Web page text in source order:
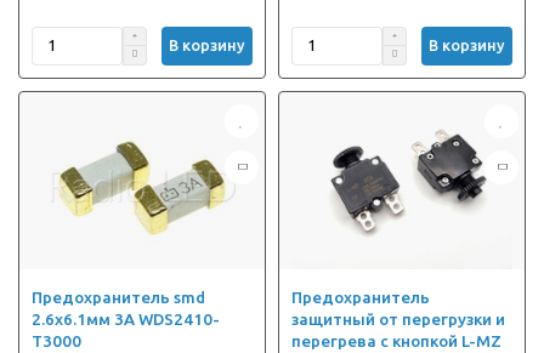
В корзину В корзину
Предохранитель smd
2.6х6.1мм 3А WDS2410-
T3000
Предохранитель
защитный от перегрузки и
перегрева с кнопкой L-MZ